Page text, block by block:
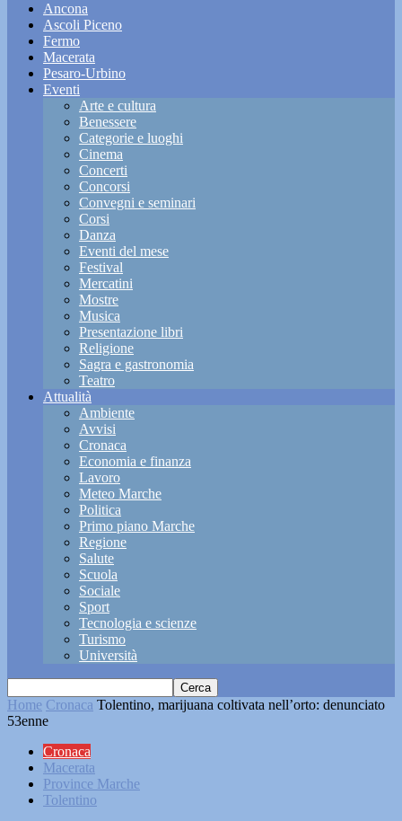
Ancona
Ascoli Piceno
Fermo
Macerata
Pesaro-Urbino
Eventi
Arte e cultura
Benessere
Categorie e luoghi
Cinema
Concerti
Concorsi
Convegni e seminari
Corsi
Danza
Eventi del mese
Festival
Mercatini
Mostre
Musica
Presentazione libri
Religione
Sagra e gastronomia
Teatro
Attualità
Ambiente
Avvisi
Cronaca
Economia e finanza
Lavoro
Meteo Marche
Politica
Primo piano Marche
Regione
Salute
Scuola
Sociale
Sport
Tecnologia e scienze
Turismo
Università
Home Cronaca Tolentino, marijuana coltivata nell’orto: denunciato
53enne
Cronaca
Macerata
Province Marche
Tolentino